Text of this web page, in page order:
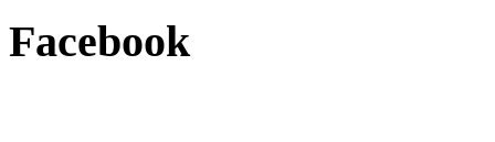
Facebook